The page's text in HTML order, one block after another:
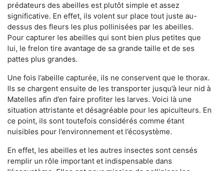
prédateurs des abeilles est plutôt simple et assez
significative. En effet, ils volent sur place tout juste au-
dessus des fleurs les plus pollinisées par les abeilles.
Pour capturer les abeilles qui sont bien plus petites que
lui, le frelon tire avantage de sa grande taille et de ses
pattes plus grandes.
Une fois l’abeille capturée, ils ne conservent que le thorax.
Ils se chargent ensuite de les transporter jusqu’à leur nid à
Matelles afin d’en faire profiter les larves. Voici là une
situation attristante et désagréable pour les apiculteurs. En
ce point, ils sont toutefois considérés comme étant
nuisibles pour l’environnement et l’écosystème.
En effet, les abeilles et les autres insectes sont censés
remplir un rôle important et indispensable dans